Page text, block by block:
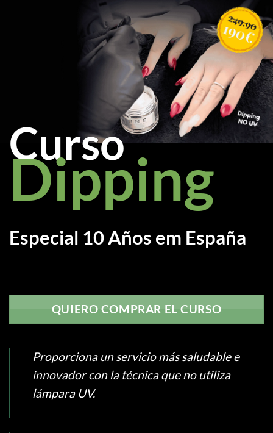
Curso
Dipping
Especial 10 Años em España
QUIERO COMPRAR EL CURSO
Proporciona un servicio más saludable e
innovador con la técnica que no utiliza
lámpara UV.